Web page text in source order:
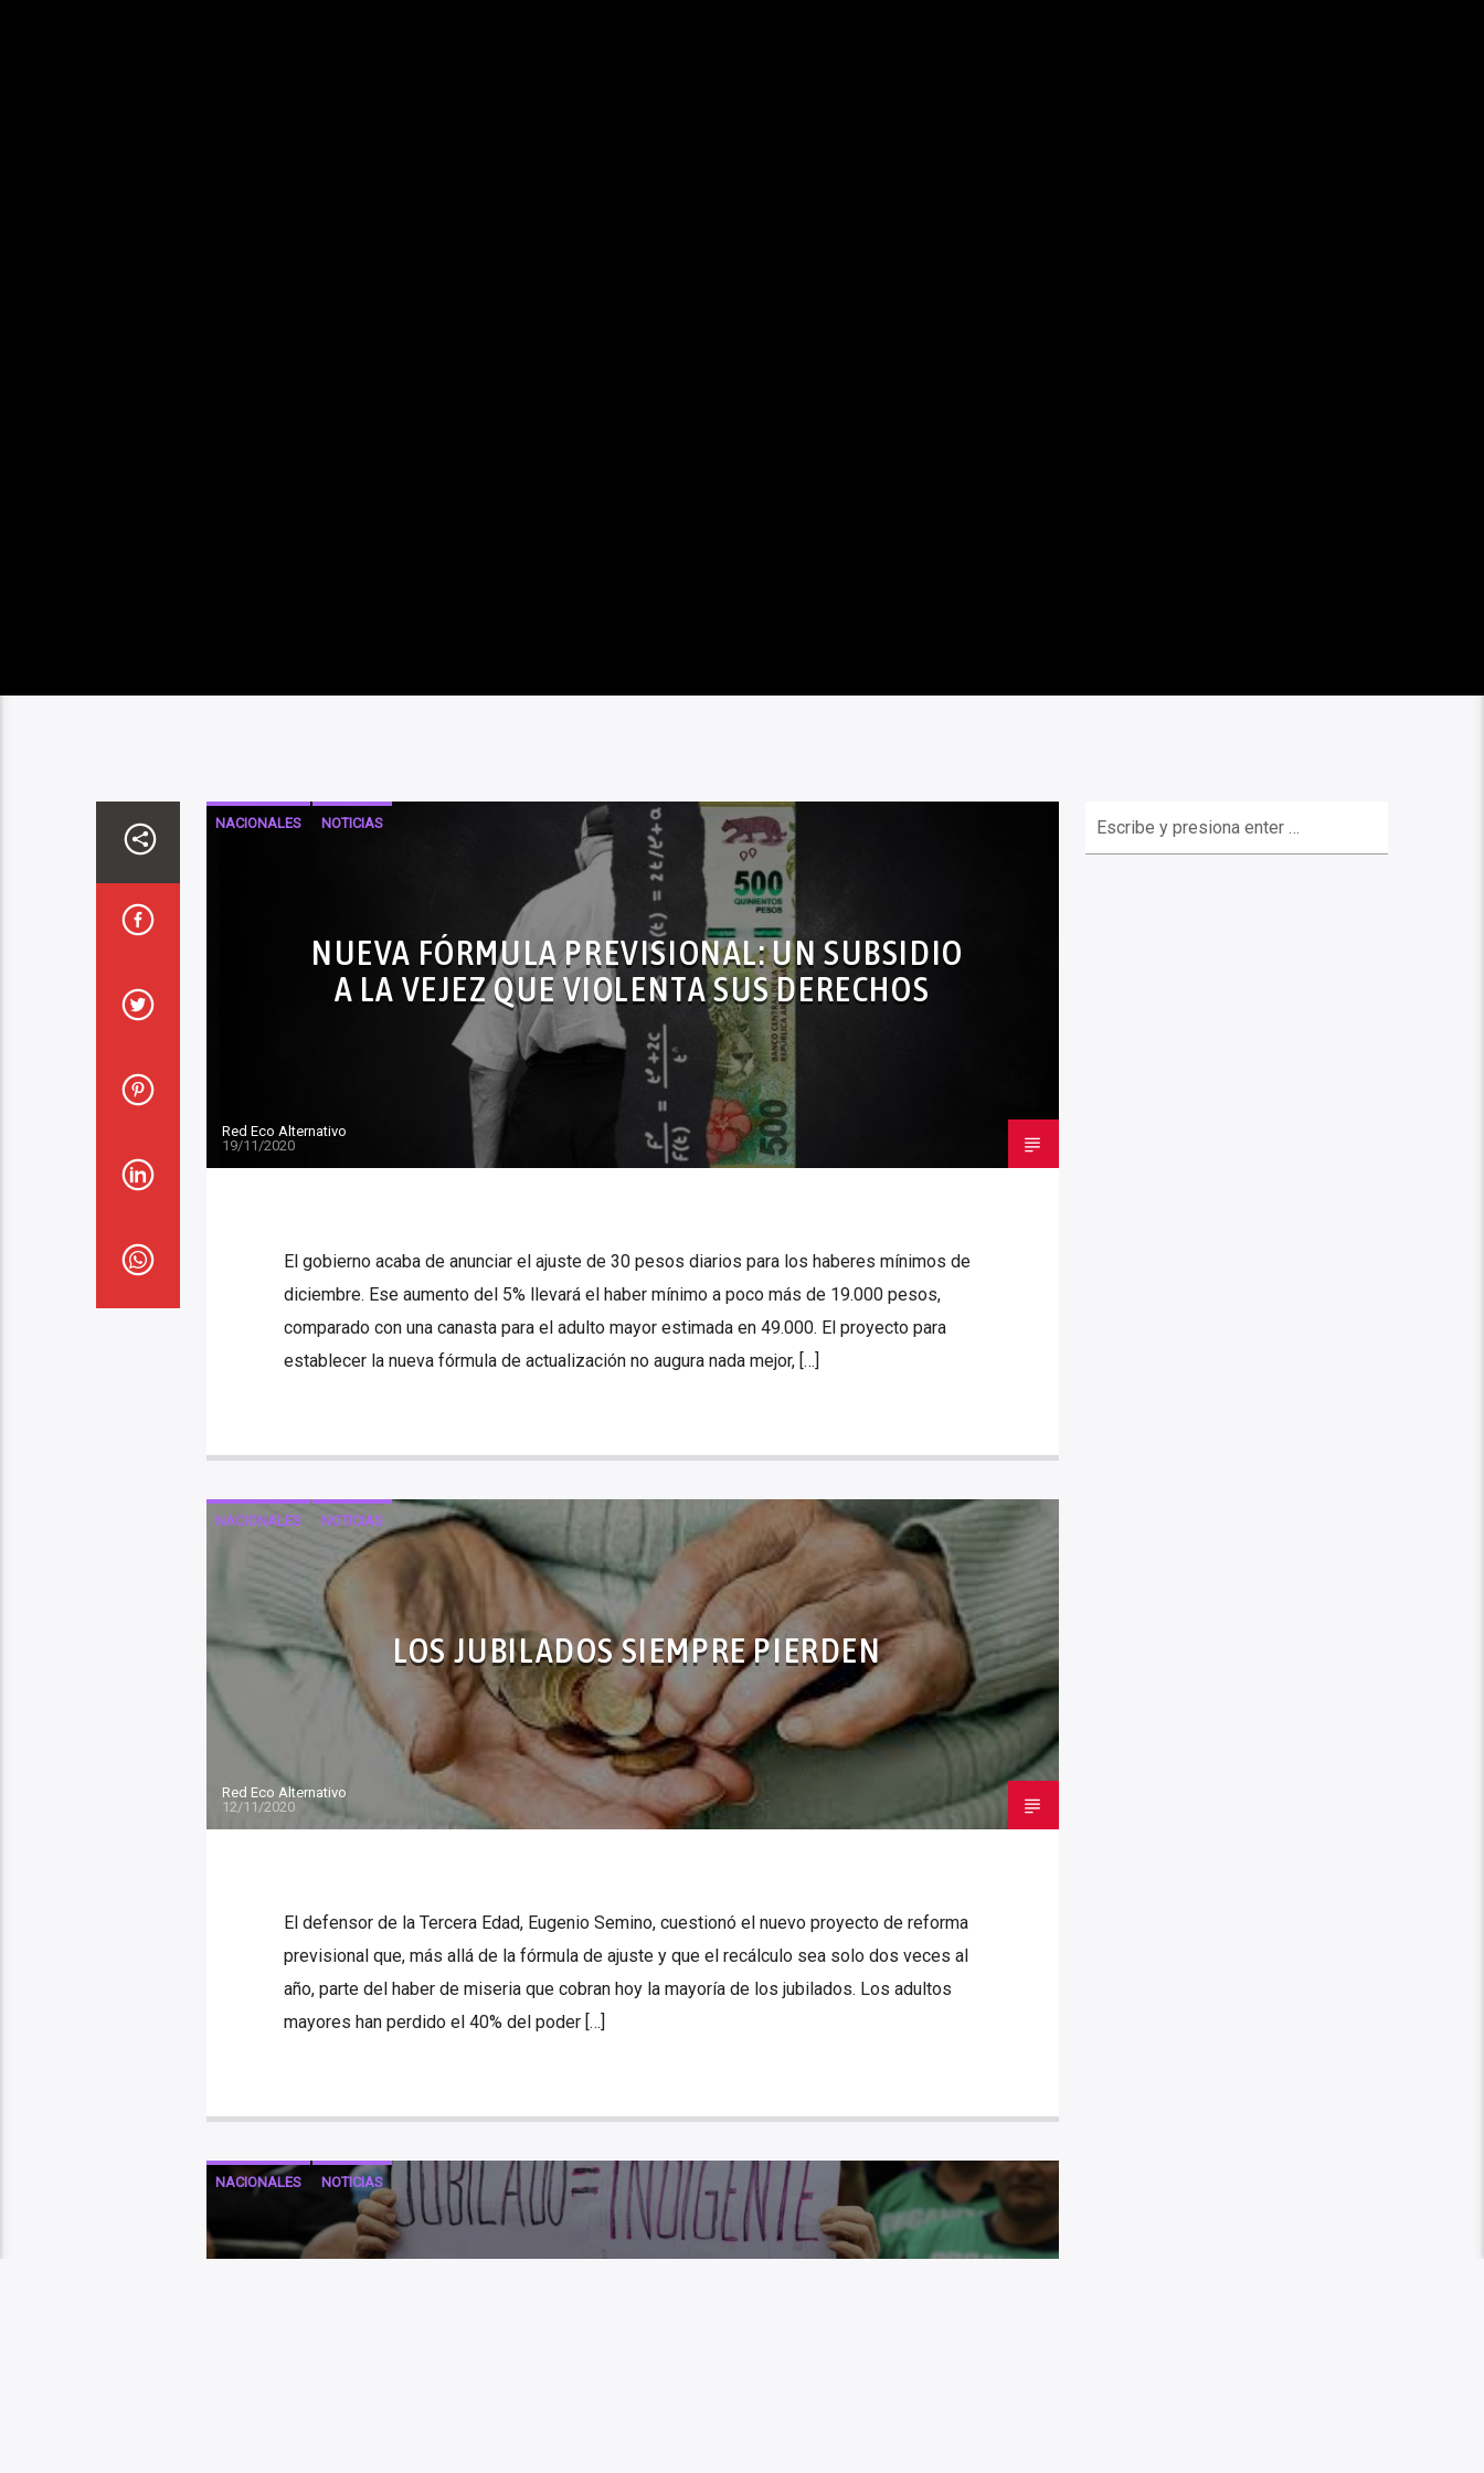
NACIONALES NOTICIAS
NUEVA FÓRMULA PREVISIONAL: UN SUBSIDIO
A LA VEJEZ QUE VIOLENTA SUS DERECHOS
Red Eco Alternativo
19/11/2020
El gobierno acaba de anunciar el ajuste de 30 pesos diarios para los haberes mínimos de
diciembre. Ese aumento del 5% llevará el haber mínimo a poco más de 19.000 pesos,
comparado con una canasta para el adulto mayor estimada en 49.000. El proyecto para
establecer la nueva fórmula de actualización no augura nada mejor, […]
NACIONALES NOTICIAS
LOS JUBILADOS SIEMPRE PIERDEN
Red Eco Alternativo
12/11/2020
El defensor de la Tercera Edad, Eugenio Semino, cuestionó el nuevo proyecto de reforma
previsional que, más allá de la fórmula de ajuste y que el recálculo sea solo dos veces al
año, parte del haber de miseria que cobran hoy la mayoría de los jubilados. Los adultos
mayores han perdido el 40% del poder […]
NACIONALES NOTICIAS